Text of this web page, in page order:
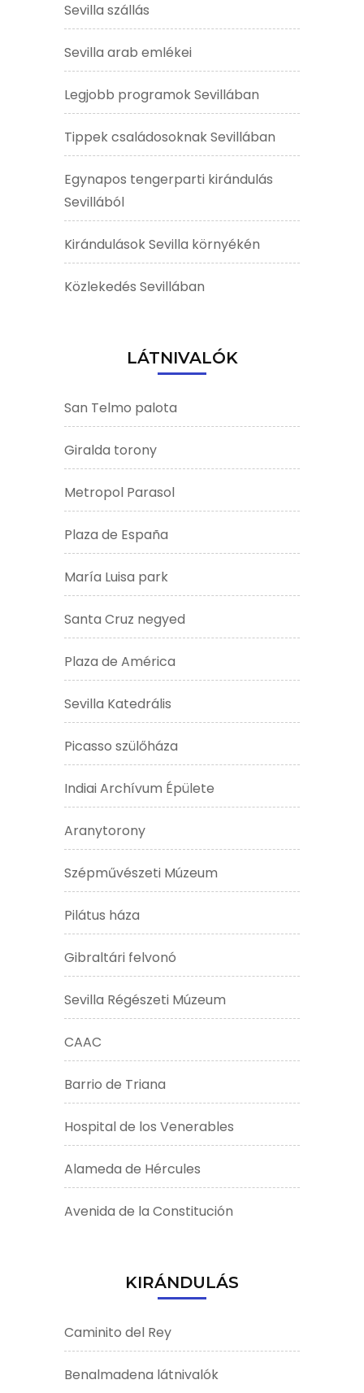
Sevilla szállás
Sevilla arab emlékei
Legjobb programok Sevillában
Tippek családosoknak Sevillában
Egynapos tengerparti kirándulás
Sevillából
Kirándulások Sevilla környékén
Közlekedés Sevillában
LÁTNIVALÓK
San Telmo palota
Giralda torony
Metropol Parasol
Plaza de España
María Luisa park
Santa Cruz negyed
Plaza de América
Sevilla Katedrális
Picasso szülőháza
Indiai Archívum Épülete
Aranytorony
Szépművészeti Múzeum
Pilátus háza
Gibraltári felvonó
Sevilla Régészeti Múzeum
CAAC
Barrio de Triana
Hospital de los Venerables
Alameda de Hércules
Avenida de la Constitución
KIRÁNDULÁS
Caminito del Rey
Benalmadena látnivalók